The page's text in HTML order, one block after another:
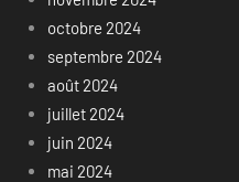
octobre 2024
septembre 2024
août 2024
juillet 2024
juin 2024
mai 2024